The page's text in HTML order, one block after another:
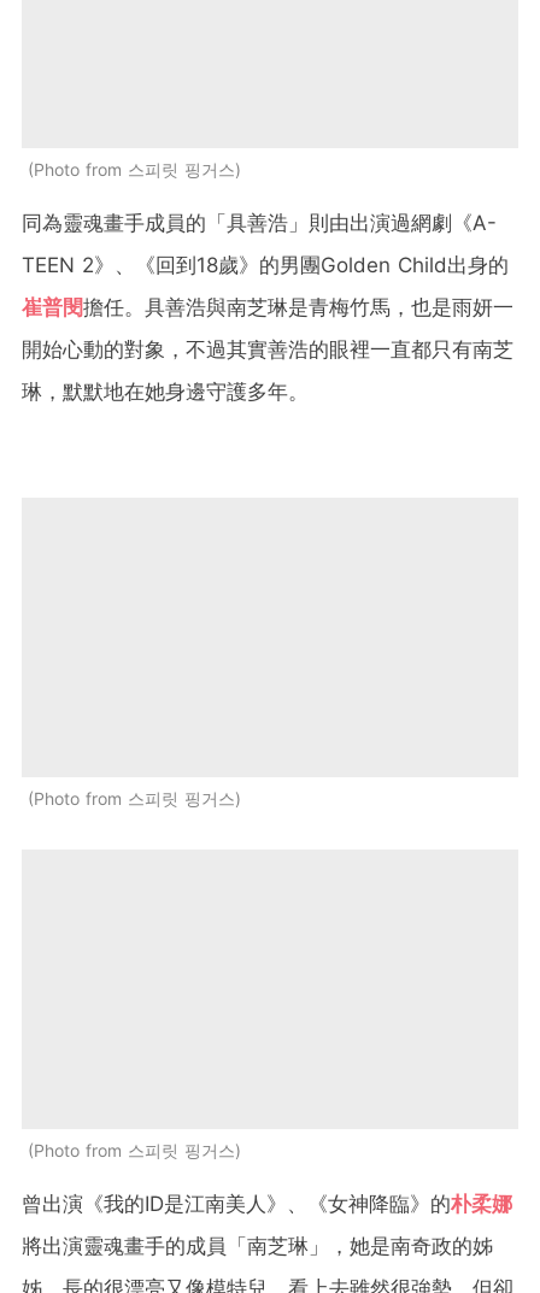
Photo from 스피릿 핑거스
同為靈魂畫手成員的「具善浩」則由出演過網劇《A-
TEEN 2》、《回到18歲》的男團Golden Child出身的
崔普閔擔任。具善浩與南芝琳是青梅竹馬，也是雨妍一
開始心動的對象，不過其實善浩的眼裡一直都只有南芝
琳，默默地在她身邊守護多年。
Photo from 스피릿 핑거스
Photo from 스피릿 핑거스
曾出演《我的ID是江南美人》、《女神降臨》的朴柔娜
將出演靈魂畫手的成員「南芝琳」，她是南奇政的姊